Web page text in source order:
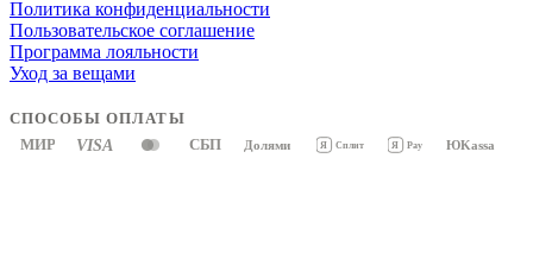
Политика конфиденциальности
Пользовательское соглашение
Программа лояльности
Уход за вещами
СПОСОБЫ ОПЛАТЫ
МИР VISA СБП Долями Я Сплит Я Pay ЮKassa